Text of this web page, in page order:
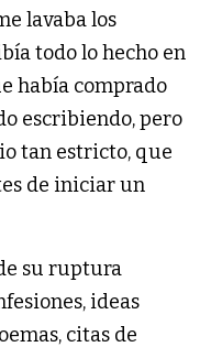
lavaba los
todo lo hecho en
había comprado
escribiendo, pero
tan estricto, que
de iniciar un
su ruptura
ideas
citas de